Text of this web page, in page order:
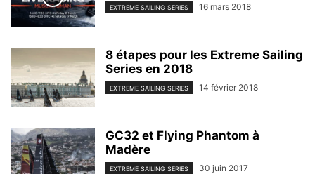
EXTREME SAILING SERIES 16 mars 2018
8 étapes pour les Extreme Sailing
Series en 2018
EXTREME SAILING SERIES 14 février 2018
GC32 et Flying Phantom à
Madère
EXTREME SAILING SERIES 30 juin 2017